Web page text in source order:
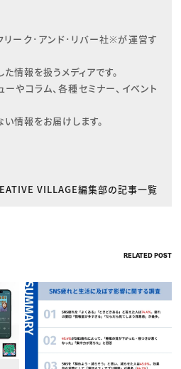
リーク･アンド･リバー社※が運営す
情報を扱うメディアです。
やコラム、各種セミナー、イベント
情報をお届けします。
VILLAGE編集部の記事一覧
RELATED POST